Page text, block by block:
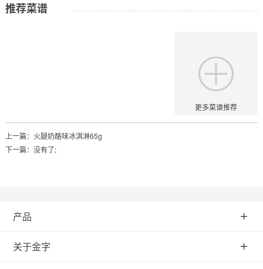
推荐菜谱
更多菜谱推荐
上一篇： 火腿奶酪味冰淇淋65g
下一篇：没有了;
产品
关于金字